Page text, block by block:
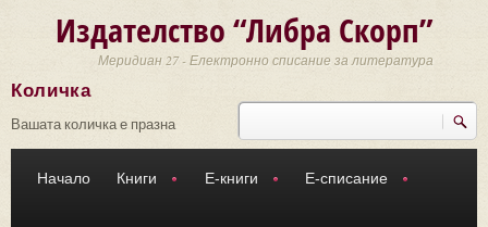
Издателство “Либра Скорп”
Меридиан 27 - Електронно списание за литература
Търси
Количка
Вашата количка е празна
Начало Книги Е-книги Е-списание